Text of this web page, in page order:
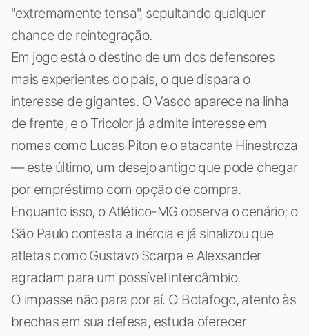
"extremamente tensa", sepultando qualquer
chance de reintegração.
Em jogo está o destino de um dos defensores
mais experientes do país, o que dispara o
interesse de gigantes. O Vasco aparece na linha
de frente, e o Tricolor já admite interesse em
nomes como Lucas Piton e o atacante Hinestroza
— este último, um desejo antigo que pode chegar
por empréstimo com opção de compra.
Enquanto isso, o Atlético-MG observa o cenário; o
São Paulo contesta a inércia e já sinalizou que
atletas como Gustavo Scarpa e Alexsander
agradam para um possível intercâmbio.
O impasse não para por aí. O Botafogo, atento às
brechas em sua defesa, estuda oferecer